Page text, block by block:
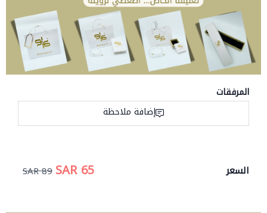
المرفقات
إضافة ملاحظة
السعر 65 SAR
89 SAR